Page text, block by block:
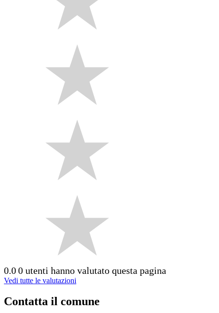
0.00 utenti hanno valutato questa pagina
Vedi tutte le valutazioni
Contatta il comune